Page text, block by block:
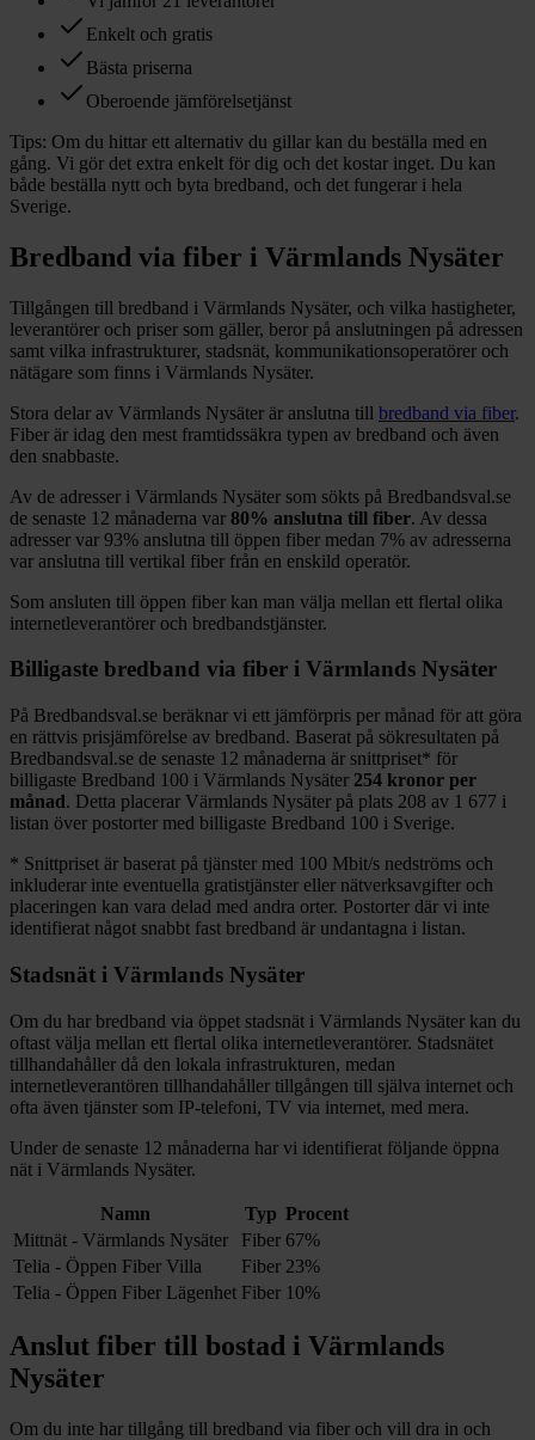
Enkelt och gratis
Bästa priserna
Oberoende jämförelsetjänst
Tips: Om du hittar ett alternativ du gillar kan du beställa med en
gång. Vi gör det extra enkelt för dig och det kostar inget. Du kan
både beställa nytt och byta bredband, och det fungerar i hela
Sverige.
Bredband via fiber i Värmlands Nysäter
Tillgången till bredband i Värmlands Nysäter, och vilka hastigheter,
leverantörer och priser som gäller, beror på anslutningen på adressen
samt vilka infrastrukturer, stadsnät, kommunikationsoperatörer och
nätägare som finns i Värmlands Nysäter.
Stora delar av Värmlands Nysäter är anslutna till bredband via fiber.
Fiber är idag den mest framtidssäkra typen av bredband och även
den snabbaste.
Av de adresser i Värmlands Nysäter som sökts på Bredbandsval.se
de senaste 12 månaderna var 80% anslutna till fiber. Av dessa
adresser var 93% anslutna till öppen fiber medan 7% av adresserna
var anslutna till vertikal fiber från en enskild operatör.
Som ansluten till öppen fiber kan man välja mellan ett flertal olika
internetleverantörer och bredbandstjänster.
Billigaste bredband via fiber i Värmlands Nysäter
På Bredbandsval.se beräknar vi ett jämförpris per månad för att göra
en rättvis prisjämförelse av bredband. Baserat på sökresultaten på
Bredbandsval.se de senaste 12 månaderna är snittpriset* för
billigaste Bredband 100 i Värmlands Nysäter 254 kronor per
månad. Detta placerar Värmlands Nysäter på plats 208 av 1 677 i
listan över postorter med billigaste Bredband 100 i Sverige.
* Snittpriset är baserat på tjänster med 100 Mbit/s nedströms och
inkluderar inte eventuella gratistjänster eller nätverksavgifter och
placeringen kan vara delad med andra orter. Postorter där vi inte
identifierat något snabbt fast bredband är undantagna i listan.
Stadsnät i Värmlands Nysäter
Om du har bredband via öppet stadsnät i Värmlands Nysäter kan du
oftast välja mellan ett flertal olika internetleverantörer. Stadsnätet
tillhandahåller då den lokala infrastrukturen, medan
internetleverantören tillhandahåller tillgången till själva internet och
ofta även tjänster som IP-telefoni, TV via internet, med mera.
Under de senaste 12 månaderna har vi identifierat följande öppna
nät i Värmlands Nysäter.
Namn Typ Procent
Mittnät - Värmlands Nysäter
Fiber 67%
Telia - Öppen Fiber Villa
Fiber 23%
Telia - Öppen Fiber Lägenhet Fiber 10%
Anslut fiber till bostad i Värmlands
Nysäter
Om du inte har tillgång till bredband via fiber och vill dra in och